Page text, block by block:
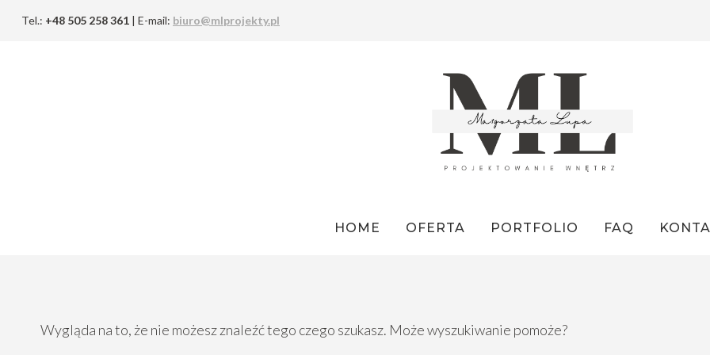
Tel.: +48 505 258 361 | E-mail: biuro@mlprojekty.pl
HOME OFERTA PORTFOLIO FAQ
Wygląda na to, że nie możesz znaleźć tego czego szukasz. Może wyszukiwanie pomoże?